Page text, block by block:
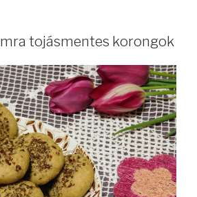
tojásmentes korongok